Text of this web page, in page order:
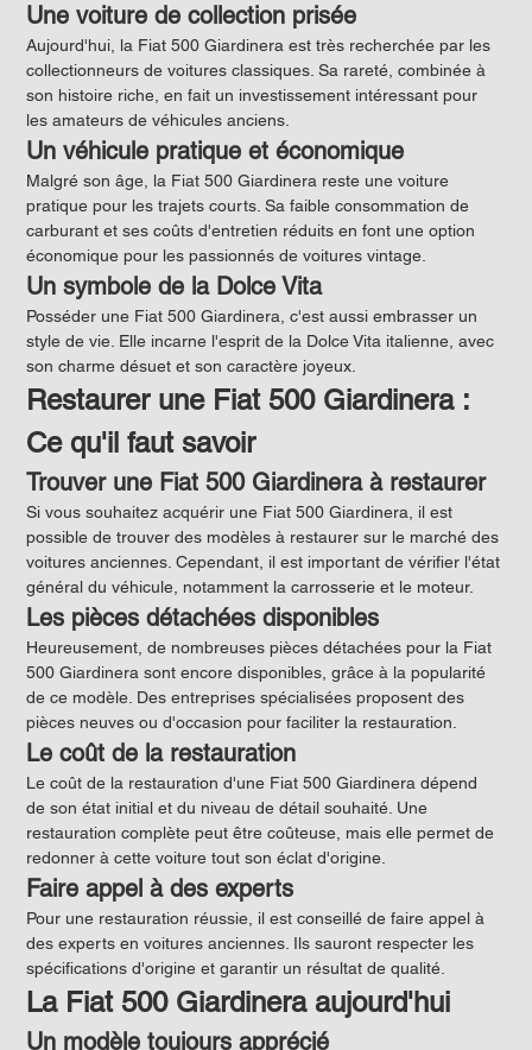
Une voiture de collection prisée
Aujourd'hui, la Fiat 500 Giardinera est très recherchée par les
collectionneurs de voitures classiques. Sa rareté, combinée à
son histoire riche, en fait un investissement intéressant pour
les amateurs de véhicules anciens.
Un véhicule pratique et économique
Malgré son âge, la Fiat 500 Giardinera reste une voiture
pratique pour les trajets courts. Sa faible consommation de
carburant et ses coûts d'entretien réduits en font une option
économique pour les passionnés de voitures vintage.
Un symbole de la Dolce Vita
Posséder une Fiat 500 Giardinera, c'est aussi embrasser un
style de vie. Elle incarne l'esprit de la Dolce Vita italienne, avec
son charme désuet et son caractère joyeux.
Restaurer une Fiat 500 Giardinera :
Ce qu'il faut savoir
Trouver une Fiat 500 Giardinera à restaurer
Si vous souhaitez acquérir une Fiat 500 Giardinera, il est
possible de trouver des modèles à restaurer sur le marché des
voitures anciennes. Cependant, il est important de vérifier l'état
général du véhicule, notamment la carrosserie et le moteur.
Les pièces détachées disponibles
Heureusement, de nombreuses pièces détachées pour la Fiat
500 Giardinera sont encore disponibles, grâce à la popularité
de ce modèle. Des entreprises spécialisées proposent des
pièces neuves ou d'occasion pour faciliter la restauration.
Le coût de la restauration
Le coût de la restauration d'une Fiat 500 Giardinera dépend
de son état initial et du niveau de détail souhaité. Une
restauration complète peut être coûteuse, mais elle permet de
redonner à cette voiture tout son éclat d'origine.
Faire appel à des experts
Pour une restauration réussie, il est conseillé de faire appel à
des experts en voitures anciennes. Ils sauront respecter les
spécifications d'origine et garantir un résultat de qualité.
La Fiat 500 Giardinera aujourd'hui
Un modèle toujours apprécié